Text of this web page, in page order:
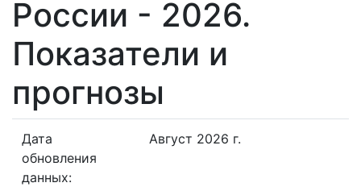
России - 2026.
Показатели и
прогнозы
Дата
обновления
данных:
Август 2026 г.